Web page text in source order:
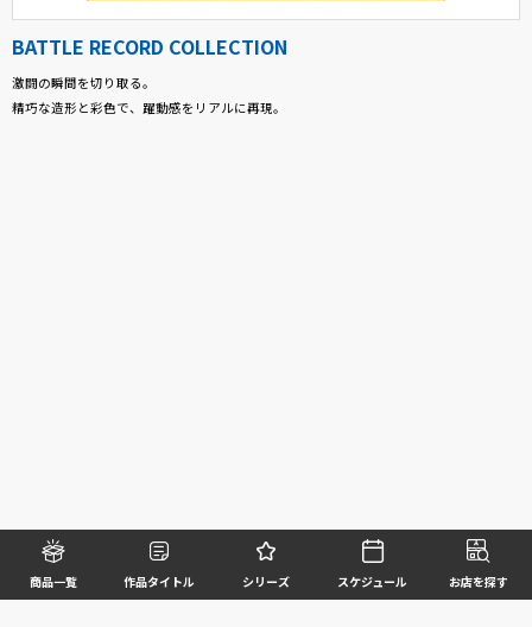
商品一覧 作品タイトル シリーズ スケジュール お店を探す
BATTLE RECORD COLLECTION
激闘の瞬間を切り取る。
精巧な造形と彩色で、躍動感をリアルに再現。